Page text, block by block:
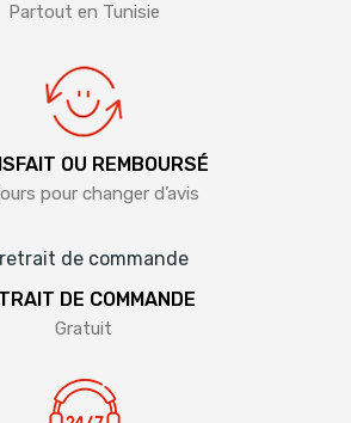
Partout en Tunisie
OU REMBOURSÉ
pour changer d’avis
DE COMMANDE
Gratuit